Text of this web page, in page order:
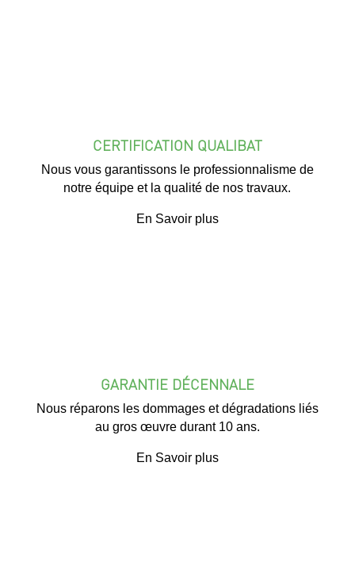
CERTIFICATION QUALIBAT
Nous vous garantissons le professionnalisme de
notre équipe et la qualité de nos travaux.
En Savoir plus
GARANTIE DÉCENNALE
Nous réparons les dommages et dégradations liés
au gros œuvre durant 10 ans.
En Savoir plus